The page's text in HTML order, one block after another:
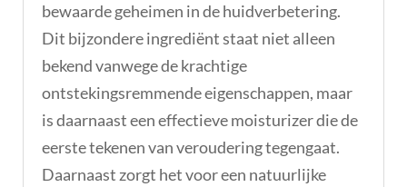
bewaarde geheimen in de huidverbetering.
Dit bijzondere ingrediënt staat niet alleen
bekend vanwege de krachtige
ontstekingsremmende eigenschappen, maar
is daarnaast een effectieve moisturizer die de
eerste tekenen van veroudering tegengaat.
Daarnaast zorgt het voor een natuurlijke